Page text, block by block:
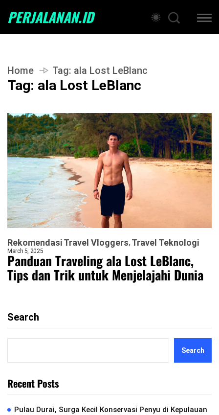
PERJALANAN.ID
Home Tag: ala Lost LeBlanc
Tag: ala Lost LeBlanc
Rekomendasi Travel Vloggers Travel Teknologi
March 5, 2025
Panduan Traveling ala Lost LeBlanc,
Tips dan Trik untuk Menjelajahi Dunia
Search
Search
Recent Posts
Pulau Durai, Surga Kecil Konservasi Penyu di Kepulauan